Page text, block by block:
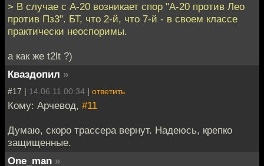
> В случае с А-20 возникает спор "А-20 против Лео
против Пз3". БТ, что 2-й, что 7-й - в своем классе
практически неоспоримы.
а как же t2lt ?)
Кваздопил »
#17 | 14.06.11 00:34 | ответить
Кому: Арчевод, #11
Думаю, скоро трассера вернут. Надеюсь, крепко
защищенные.
One_man »